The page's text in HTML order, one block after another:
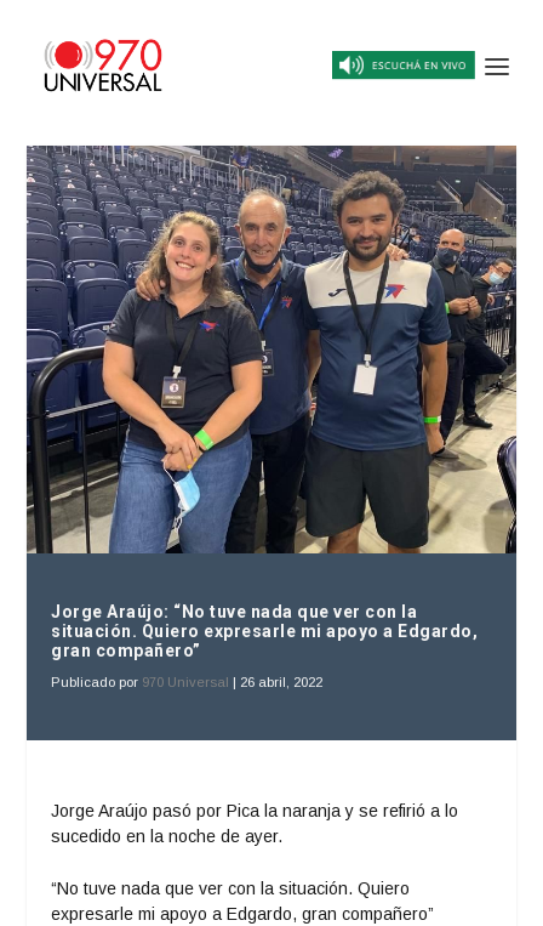
Jorge Araújo: “No tuve nada que ver con la
situación. Quiero expresarle mi apoyo a Edgardo,
gran compañero”
Publicado por 970 Universal | 26 abril, 2022
Jorge Araújo pasó por Pica la naranja y se refirió a lo
sucedido en la noche de ayer.
“No tuve nada que ver con la situación. Quiero
expresarle mi apoyo a Edgardo, gran compañero”